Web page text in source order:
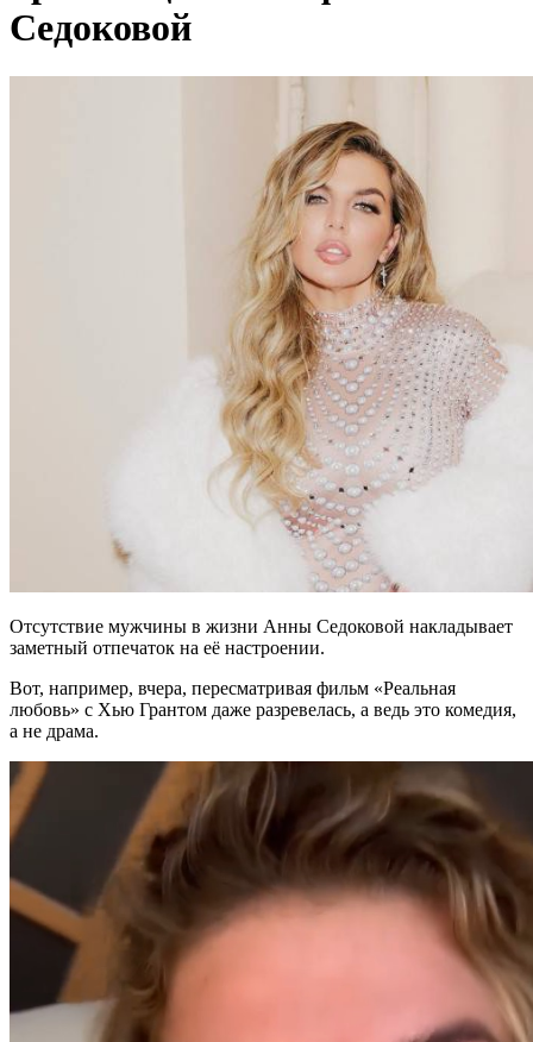
Седоковой
Отсутствие мужчины в жизни Анны Седоковой накладывает
заметный отпечаток на её настроении.
Вот, например, вчера, пересматривая фильм «Реальная
любовь» с Хью Грантом даже разревелась, а ведь это комедия,
а не драма.